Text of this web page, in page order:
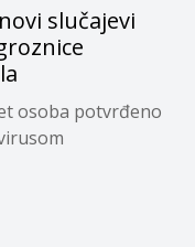
slučajevi
osoba potvrđeno